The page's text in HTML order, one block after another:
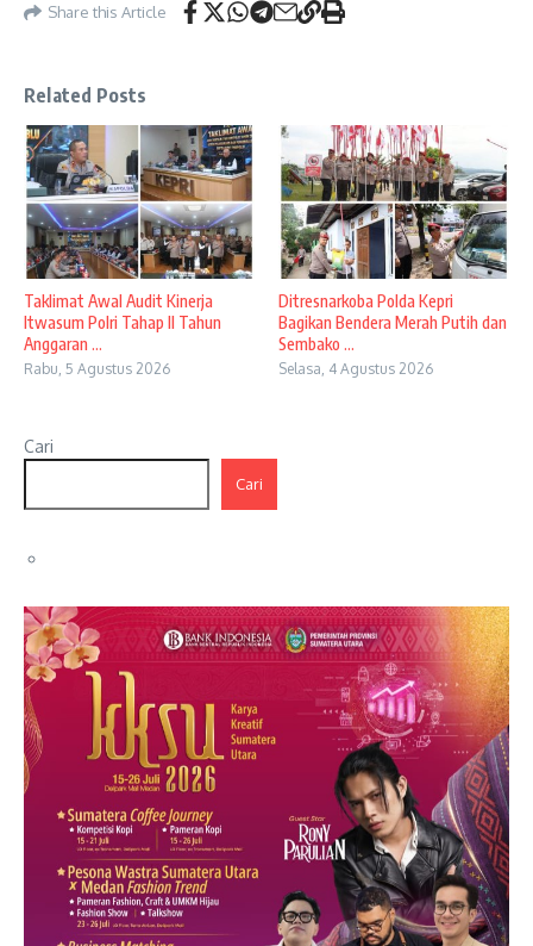
Share this Article
Related Posts
Taklimat Awal Audit Kinerja
Itwasum Polri Tahap II Tahun
Anggaran ...
Rabu, 5 Agustus 2026
Ditresnarkoba Polda Kepri
Bagikan Bendera Merah Putih dan
Sembako ...
Selasa, 4 Agustus 2026
Cari
Cari